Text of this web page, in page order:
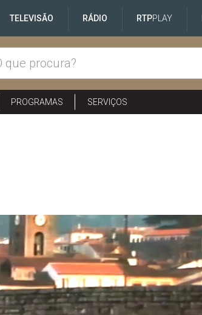
TELEVISÃO RÁDIO RTPPLAY
PROGRAMAS SERVIÇOS